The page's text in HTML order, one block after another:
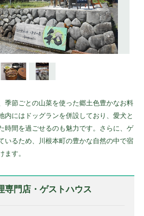
季節ごとの山菜を使った郷土色豊かなお料
内にはドッグランを併設しており、愛犬と
時間を過ごせるのも魅力です。さらに、ゲ
いるため、川根本町の豊かな自然の中で宿
ます。
専門店・ゲストハウス